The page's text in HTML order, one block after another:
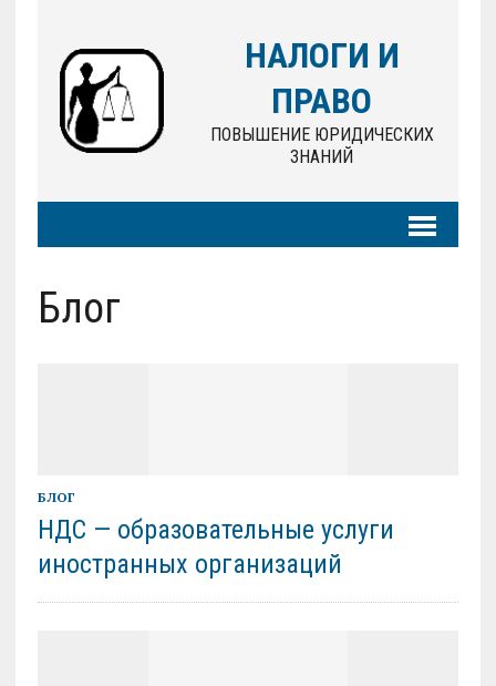
НАЛОГИ И
ПРАВО
ПОВЫШЕНИЕ ЮРИДИЧЕСКИХ
ЗНАНИЙ
Блог
БЛОГ
НДС — образовательные услуги
иностранных организаций